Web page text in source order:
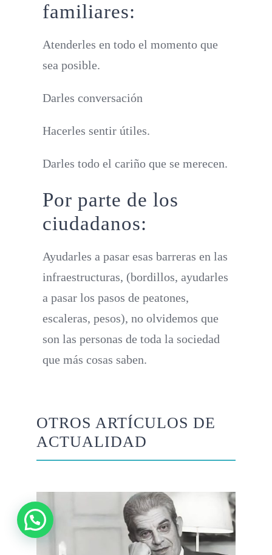
familiares:
Atenderles en todo el momento que
sea posible.
Darles conversación
Hacerles sentir útiles.
Darles todo el cariño que se merecen.
Por parte de los
ciudadanos:
Ayudarles a pasar esas barreras en las
infraestructuras, (bordillos, ayudarles
a pasar los pasos de peatones,
escaleras, pesos), no olvidemos que
son las personas de toda la sociedad
que más cosas saben.
OTROS ARTÍCULOS DE
ACTUALIDAD